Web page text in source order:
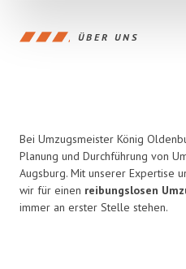
ÜBER UNS
Bei Umzugsmeister König
Planung und Durchführung von
Augsburg. Mit unserer Expertise
wir für einen reibungslosen
immer an erster Stelle stehen.